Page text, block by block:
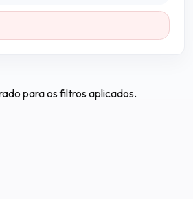
para os filtros aplicados.